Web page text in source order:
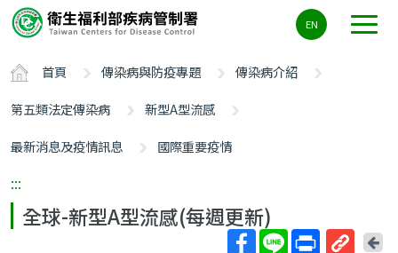
要
容
ALT+C
EN
首頁 傳染病與防疫專題
傳染病介紹
第五類法定傳染病
新型A型流感
最新消息及疫情訊息
國際重要疫情
:::
全球-新型A型流感(每週更新)
回